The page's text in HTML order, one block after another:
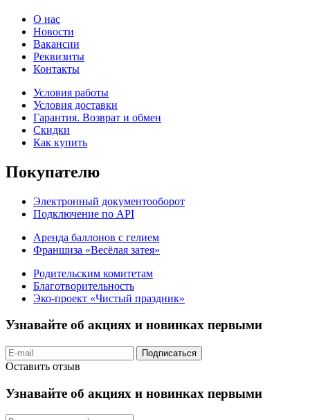
О нас
Новости
Вакансии
Реквизиты
Контакты
Условия работы
Условия доставки
Гарантия. Возврат и обмен
Скидки
Как купить
Покупателю
Электронный документооборот
Подключение по API
Аренда баллонов с гелием
Франшиза «Весёлая затея»
Родительским комитетам
Благотворительность
Эко-проект «Чистый праздник»
Узнавайте об акциях и новинках первыми
Подписаться
Оставить отзыв
Узнавайте об акциях и новинках первыми